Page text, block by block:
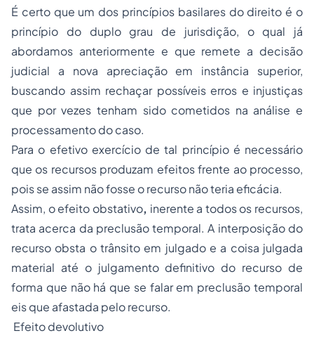
É certo que um dos princípios basilares do direito é o
princípio do duplo grau de jurisdição, o qual já
abordamos anteriormente e que remete a decisão
judicial a nova apreciação em instância superior,
buscando assim rechaçar possíveis erros e injustiças
que por vezes tenham sido cometidos na análise e
processamento do caso.
Para o efetivo exercício de tal princípio é necessário
que os recursos produzam efeitos frente ao processo,
pois se assim não fosse o recurso não teria eficácia.
Assim, o efeito obstativo, inerente a todos os recursos,
trata acerca da preclusão temporal. A interposição do
recurso obsta o trânsito em julgado e a coisa julgada
material até o julgamento definitivo do recurso de
forma que não há que se falar em preclusão temporal
eis que afastada pelo recurso.
Efeito devolutivo